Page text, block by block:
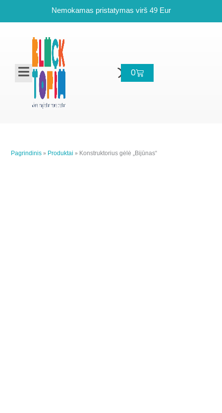
Nemokamas pristatymas virš 49 Eur
0
Cart
Pagrindinis» Produktai » Konstruktorius gėlė „Bijūnas“